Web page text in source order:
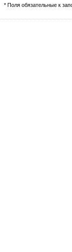
* Поля обязательные к